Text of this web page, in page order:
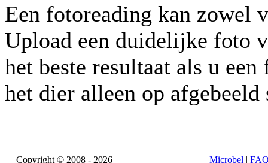
Een fotoreading kan zowel
Upload een duidelijke foto
het beste resultaat als u
het dier alleen op afgebeeld
Copyright © 2008 - 2026
Microbel |